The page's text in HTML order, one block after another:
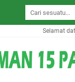
Selamat